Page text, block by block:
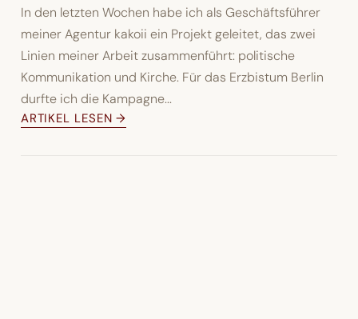
In den letzten Wochen habe ich als Geschäftsführer
meiner Agentur kakoii ein Projekt geleitet, das zwei
Linien meiner Arbeit zusammenführt: politische
Kommunikation und Kirche. Für das Erzbistum Berlin
durfte ich die Kampagne...
ARTIKEL LESEN →